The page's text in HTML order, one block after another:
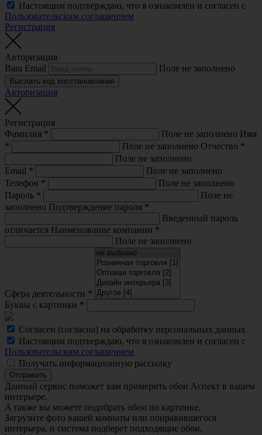
Настоящим подтверждаю, что я ознакомлен и согласен с
Пользовательским соглашением
Регистрация
Авторизация
Ваш Email
Поле не заполнено
Выслать код восстановления
Авторизация
Регистрация
Фамилия * Поле не заполнено Имя
*
Поле не заполнено Отчество *
Поле не заполнено
Email *
Поле не заполнено
Телефон *
Поле не заполнено
Пароль *
Поле не
заполнено Подтверждение пароля *
Введенный пароль
отличается Наименование компании *
Поле не заполнено
Сфера деятельности *
Буквы с картинки *
Согласен (согласна) на обработку персональных данных
Настоящим подтверждаю, что я ознакомлен и согласен с
Пользовательским соглашением
Получать информационную рассылку
Отправить
Данный сервис поможет вам примерить обои Аспект в вашем
интерьере.
A также вы можете подобрать обои по картинке.
Загрузите фото вашей комнаты или понравившегося
интерьера, и система подберет подходящие обои.